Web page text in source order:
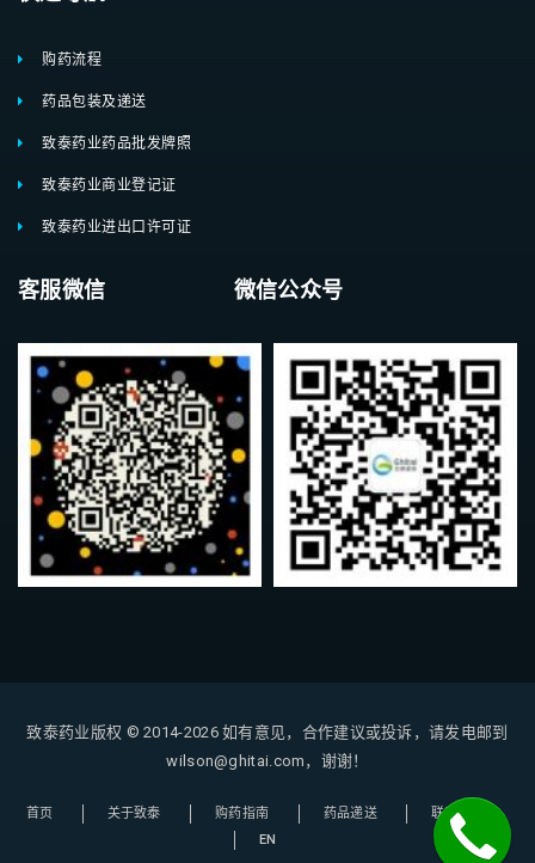
购药流程
药品包装及递送
致泰药业药品批发牌照
致泰药业商业登记证
致泰药业进出口许可证
客服微信 微信公众号
致泰药业版权 © 2014-2026如有意见，合作建议或投诉，请发电邮到
wilson@ghitai.com，谢谢！
首页 关于致泰 购药指南 药品递送
联系我们
EN